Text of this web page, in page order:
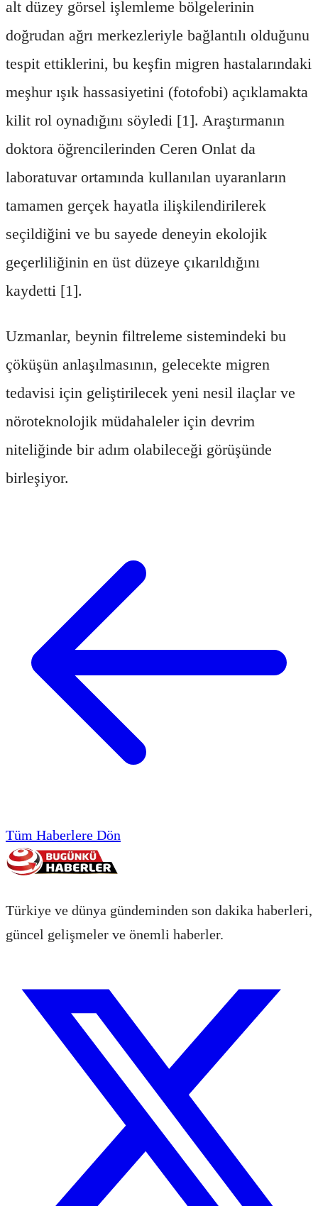
alt düzey görsel işlemleme bölgelerinin
doğrudan ağrı merkezleriyle bağlantılı olduğunu
tespit ettiklerini, bu keşfin migren hastalarındaki
meşhur ışık hassasiyetini (fotofobi) açıklamakta
kilit rol oynadığını söyledi [1]. Araştırmanın
doktora öğrencilerinden Ceren Onlat da
laboratuvar ortamında kullanılan uyaranların
tamamen gerçek hayatla ilişkilendirilerek
seçildiğini ve bu sayede deneyin ekolojik
geçerliliğinin en üst düzeye çıkarıldığını
kaydetti [1].
Uzmanlar, beynin filtreleme sistemindeki bu
çöküşün anlaşılmasının, gelecekte migren
tedavisi için geliştirilecek yeni nesil ilaçlar ve
nöroteknolojik müdahaleler için devrim
niteliğinde bir adım olabileceği görüşünde
birleşiyor.
Tüm Haberlere Dön
Türkiye ve dünya gündeminden son dakika haberleri,
güncel gelişmeler ve önemli haberler.